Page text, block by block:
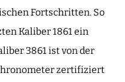
Fortschritten. So
Kaliber 1861 ein
3861 ist von der
zertifiziert